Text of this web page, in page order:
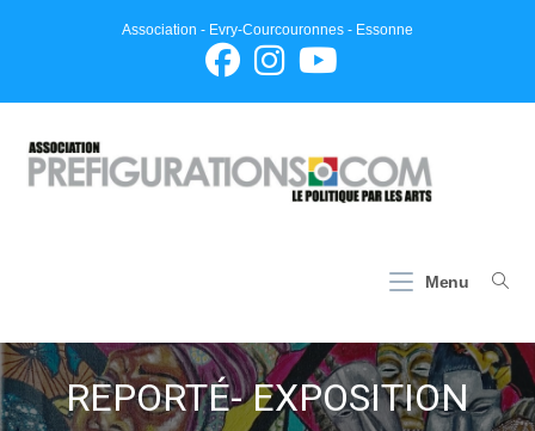
Association - Evry-Courcouronnes - Essonne
Menu
REPORTÉ- EXPOSITION